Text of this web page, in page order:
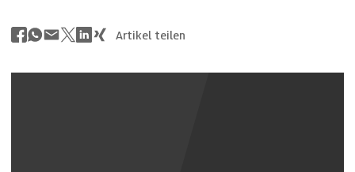
Artikel teilen